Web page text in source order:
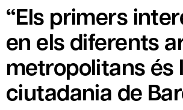
“Els primers
en els diferents
metropolitans és
ciutadania de